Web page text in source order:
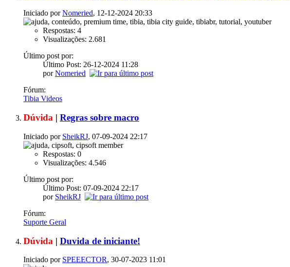
Iniciado porNomeried, 12-12-2024 20:33
Respostas: 4
Visualizações: 2.681
Último post por:
Último Post: 26-12-2024 11:28
porNomeried
Fórum:
Tibia Videos
Dúvida | Regras sobre macro
Iniciado por SheikRJ, 07-09-2024 22:17
Respostas: 0
Visualizações: 4.546
Último post por:
Último Post: 07-09-2024 22:17
por SheikRJ
Fórum:
Suporte Geral
Dúvida | Duvida de iniciante!
Iniciado por SPEEECTOR, 30-07-2023 11:01